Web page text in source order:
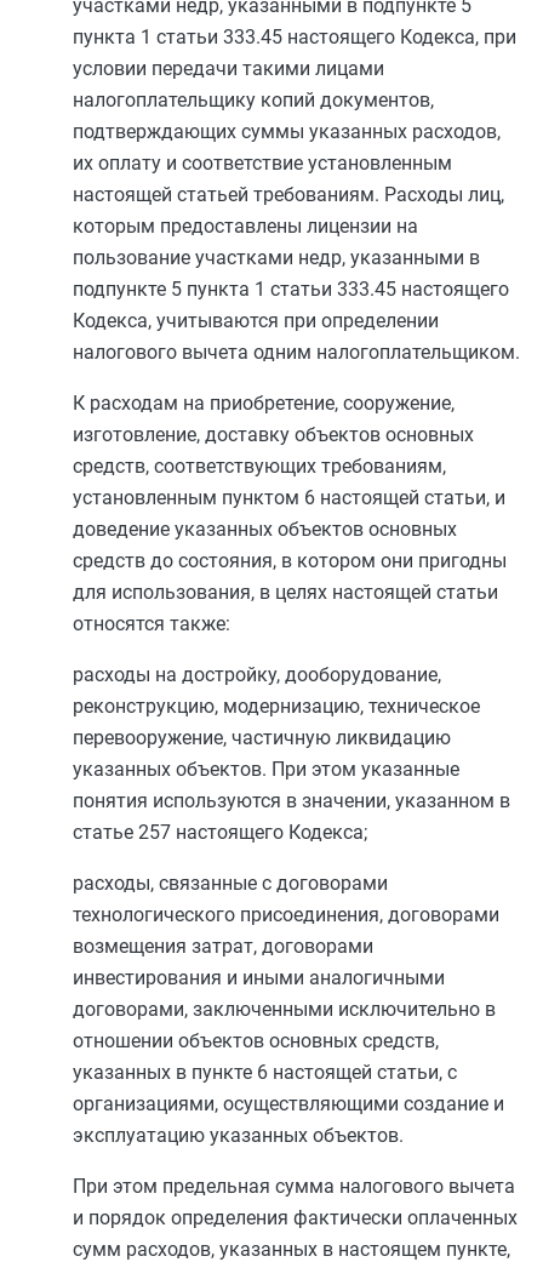
участками недр, указанными в подпункте 5
пункта 1 статьи 333.45 настоящего Кодекса, при
условии передачи такими лицами
налогоплательщику копий документов,
подтверждающих суммы указанных расходов,
их оплату и соответствие установленным
настоящей статьей требованиям. Расходы лиц,
которым предоставлены лицензии на
пользование участками недр, указанными в
подпункте 5 пункта 1 статьи 333.45 настоящего
Кодекса, учитываются при определении
налогового вычета одним налогоплательщиком.
К расходам на приобретение, сооружение,
изготовление, доставку объектов основных
средств, соответствующих требованиям,
установленным пунктом 6 настоящей статьи, и
доведение указанных объектов основных
средств до состояния, в котором они пригодны
для использования, в целях настоящей статьи
относятся также:
расходы на достройку, дооборудование,
реконструкцию, модернизацию, техническое
перевооружение, частичную ликвидацию
указанных объектов. При этом указанные
понятия используются в значении, указанном в
статье 257 настоящего Кодекса;
расходы, связанные с договорами
технологического присоединения, договорами
возмещения затрат, договорами
инвестирования и иными аналогичными
договорами, заключенными исключительно в
отношении объектов основных средств,
указанных в пункте 6 настоящей статьи, с
организациями, осуществляющими создание и
эксплуатацию указанных объектов.
При этом предельная сумма налогового вычета
и порядок определения фактически оплаченных
сумм расходов, указанных в настоящем пункте,